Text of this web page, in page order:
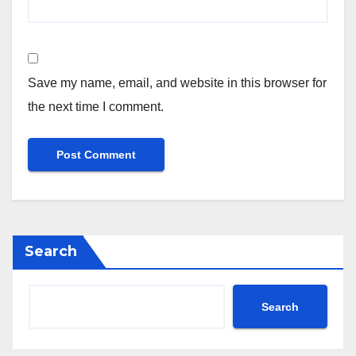
Save my name, email, and website in this browser for
the next time I comment.
Search
Search